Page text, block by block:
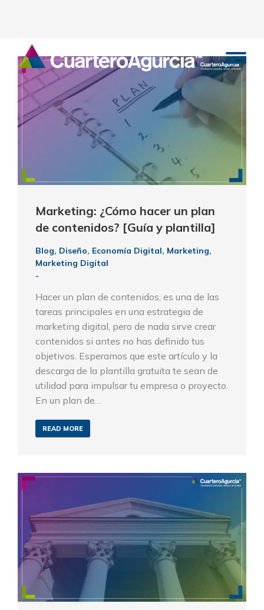
Marketing: ¿Cómo hacer un plan
de contenidos? [Guía y plantilla]
Blog, Diseño, Economía Digital, Marketing,
Marketing Digital
Hacer un plan de contenidos, es una de las
tareas principales en una estrategia de
marketing digital, pero de nada sirve crear
contenidos si antes no has definido tus
objetivos. Esperamos que este artículo y la
descarga de la plantilla gratuita te sean de
utilidad para impulsar tu empresa o proyecto.
En un plan de…
READ MORE